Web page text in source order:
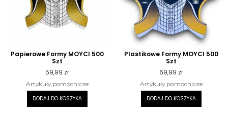
Papierowe Formy MOYCI 500
Szt
59,99 zł
Artykuły pomocnicze
DODAJ DO KOSZYKA
Plastikowe Formy MOYCI 500
Szt
69,99 zł
Artykuły pomocnicze
DODAJ DO KOSZYKA